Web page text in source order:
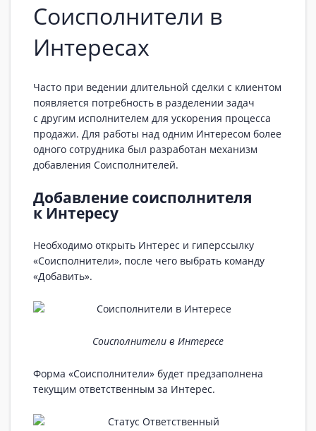
Соисполнители в
Интересах
Часто при ведении длительной сделки с клиентом
появляется потребность в разделении задач
с другим исполнителем для ускорения процесса
продажи. Для работы над одним Интересом более
одного сотрудника был разработан механизм
добавления Соисполнителей.
Добавление соисполнителя
к Интересу
Необходимо открыть Интерес и гиперссылку
«Соисполнители», после чего выбрать команду
«Добавить».
Соисполнители в Интересе
Форма «Соисполнители» будет предзаполнена
текущим ответственным за Интерес.